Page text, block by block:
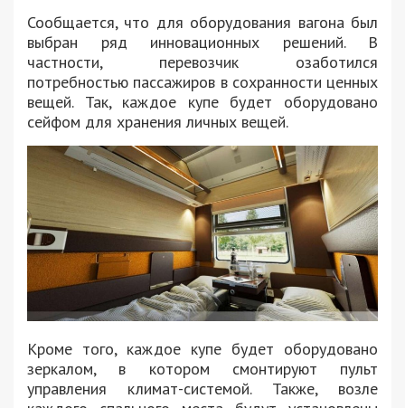
Сообщается, что для оборудования вагона был
выбран ряд инновационных решений. В
частности, перевозчик озаботился
потребностью пассажиров в сохранности ценных
вещей. Так, каждое купе будет оборудовано
сейфом для хранения личных вещей.
Кроме того, каждое купе будет оборудовано
зеркалом, в котором смонтируют пульт
управления климат-системой. Также, возле